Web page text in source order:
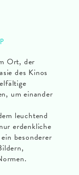
Ort, der
des Kinos
um einander
leuchtend
erdenkliche
besonderer